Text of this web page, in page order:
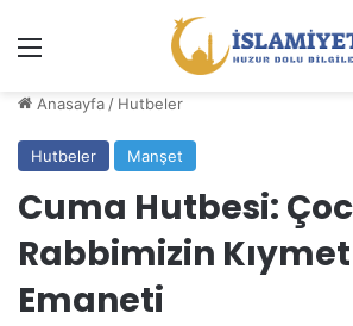
Anasayfa / Hutbeler
Hutbeler Manşet
Cuma Hutbesi:
Rabbimizin
Emaneti